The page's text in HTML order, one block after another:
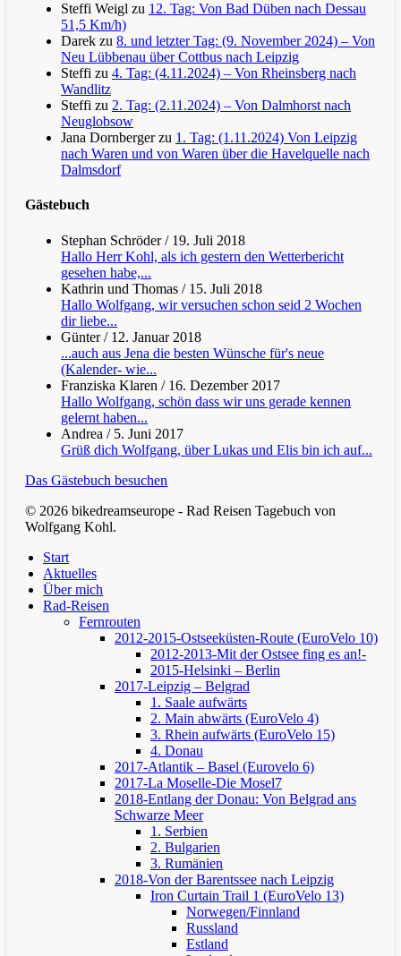
Steffi Weigl zu 12. Tag: Von Bad Düben nach Dessau
51,5 Km/h)
Darek zu 8. und letzter Tag: (9. November 2024) – Von
Neu Lübbenau über Cottbus nach Leipzig
Steffi zu 4. Tag: (4.11.2024) – Von Rheinsberg nach
Wandlitz
Steffi zu 2. Tag: (2.11.2024) – Von Dalmhorst nach
Neuglobsow
Jana Dornbergerzu 1. Tag: (1.11.2024) Von Leipzig
nach Waren und von Waren über die Havelquelle nach
Dalmsdorf
Gästebuch
Stephan Schröder/ 19. Juli 2018
Hallo Herr Kohl, als ich gestern den Wetterbericht
gesehen habe,...
Kathrin und Thomas / 15. Juli 2018
Hallo Wolfgang, wir versuchen schon seid 2 Wochen
dir liebe...
Günter/ 12. Januar 2018
...auch aus Jena die besten Wünsche für's neue
(Kalender- wie...
Franziska Klaren / 16. Dezember 2017
Hallo Wolfgang, schön dass wir uns gerade kennen
gelernt haben...
Andrea / 5. Juni 2017
Grüß dich Wolfgang, über Lukas und Elis bin ich auf...
Das Gästebuch besuchen
© 2026 bikedreamseurope - Rad Reisen Tagebuch von
Wolfgang Kohl.
Start
Aktuelles
Über mich
Rad-Reisen
Fernrouten
2012-2015-Ostseeküsten-Route (EuroVelo 10)
2012-2013-Mit der Ostsee fing es an!-
2015-Helsinki – Berlin
2017-Leipzig – Belgrad
1. Saale aufwärts
2. Main abwärts (EuroVelo 4)
3. Rhein aufwärts (EuroVelo 15)
4. Donau
2017-Atlantik – Basel (Eurovelo 6)
2017-La Moselle-Die Mosel7
2018-Entlang der Donau: Von Belgrad ans
Schwarze Meer
1. Serbien
2. Bulgarien
3. Rumänien
2018-Von der Barentssee nach Leipzig
Iron Curtain Trail 1 (EuroVelo 13)
Norwegen/Finnland
Russland
Estland